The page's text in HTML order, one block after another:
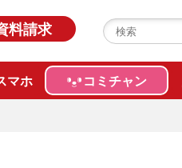
料請求
マホ コミチャン